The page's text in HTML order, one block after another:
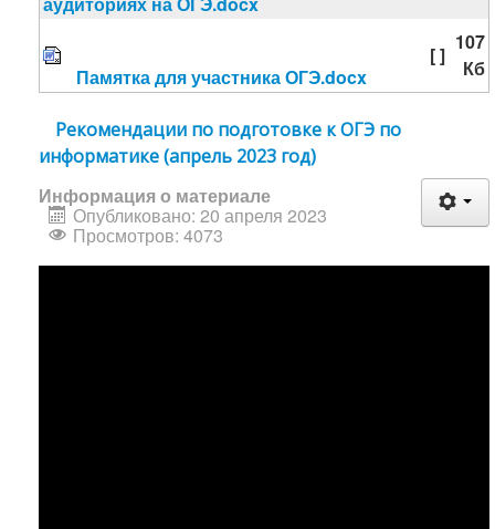
Памятка для участника ОГЭ.docx
[ ]
107
Кб
Рекомендации по подготовке к ОГЭ по
информатике (апрель 2023 год)
Информация о материале
Опубликовано: 20 апреля 2023
Просмотров: 4073